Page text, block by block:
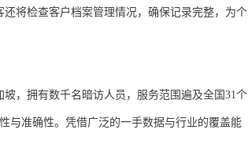
将检查客户档案管理情况，确保记录完整，为个
，拥有数千名暗访人员，服务范围遍及全国31个
与准确性。凭借广泛的一手数据与行业的覆盖能